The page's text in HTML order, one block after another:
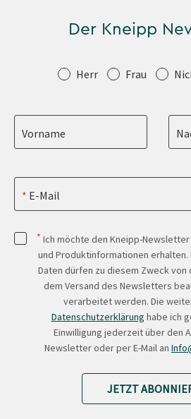
Der Kneipp
Anrede Herr Frau
Vorname
E-Mail
* Ich möchte den Kneipp-
und Produktinformationen
Daten dürfen zu diesem Zweck von
dem Versand des Newsletters
verarbeitet werden. Die
Datenschutzerklärung habe ich
Einwilligung jederzeit über den
Newsletter oder per E-Mail an
JETZT